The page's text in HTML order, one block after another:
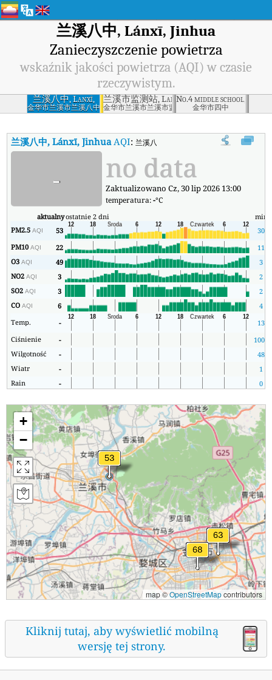
兰溪八中, Lánxī, Jinhua
Zanieczyszczenie powietrza
wskaźnik jakości powietrza (AQI) w czasie
rzeczywistym.
兰溪八中, Lanxī,
Jinhua
金华市兰溪市兰溪八中
兰溪市监测站, Lanxī, Jinhua
金华市兰溪市兰溪市监测站
No.4 middle school, Jinhua
金华市四中
兰溪八中, Lánxī, JinhuaAQI: 兰溪八中, Lánxī, Jinhua Wskaźnik
- no data
Zaktualizowano Cz, 30 lip 2026 13:00
temperatura:-°C
aktualnyostatnie 2 dni min
PM2.5AQI 53
30
PM10AQI 22
11
O3AQI 49
3
NO2AQI 3
2
SO2AQI 3
2
COAQI 6
4
Temp.
-
13
Ciśnienie
- 1004
Wilgotność
-
48
Wiatr
-
1
Rain
- 0
+
−
map ©OpenStreetMapcontributors
Kliknij tutaj, aby wyświetlić mobilną
wersję tej strony.